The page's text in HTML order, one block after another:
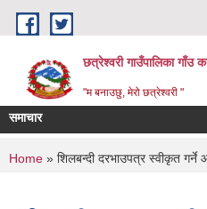
Skip to main content
छत्रेश्वरी गाउँपालिका गाँउ
"म बनाउछु, मेरो छत्रेश्वरी "
समाचार
You are here
Home » शिलबन्दी दरभाउपत्र स्वीकृत